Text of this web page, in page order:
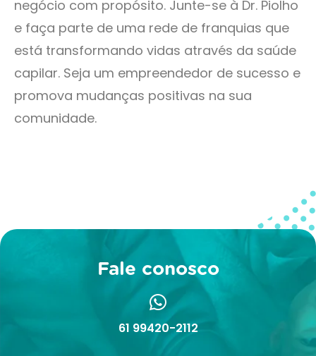
negócio com propósito. Junte-se à Dr. Piolho
e faça parte de uma rede de franquias que
está transformando vidas através da saúde
capilar. Seja um empreendedor de sucesso e
promova mudanças positivas na sua
comunidade.
Fale conosco
61 99420-2112